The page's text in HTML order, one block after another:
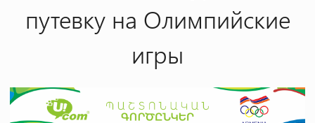
путевку на Олимпийские
игры